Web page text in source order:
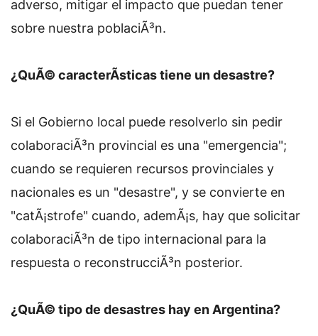
adverso, mitigar el impacto que puedan tener
sobre nuestra poblaciÃ³n.
¿QuÃ© caracterÃ­sticas tiene un desastre?
Si el Gobierno local puede resolverlo sin pedir
colaboraciÃ³n provincial es una "emergencia";
cuando se requieren recursos provinciales y
nacionales es un "desastre", y se convierte en
"catÃ¡strofe" cuando, ademÃ¡s, hay que solicitar
colaboraciÃ³n de tipo internacional para la
respuesta o reconstrucciÃ³n posterior.
¿QuÃ© tipo de desastres hay en Argentina?